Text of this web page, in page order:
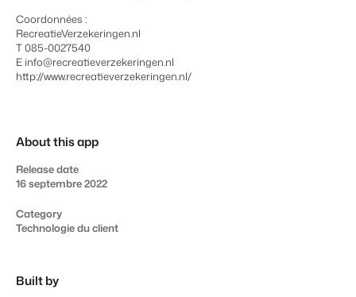
Présentation de Booking Experts
Découvrez les possibilités infinies de la plateforme Booking
Experts
Pour les Parcs de Vacances
Découvrez les avantages de Booking Experts pour un parc
groupe
Coordonnées :
RecreatieVerzekeringen.nl
T 085-0027540
E info@recreatieverzekeringen.nl
http://www.recreatieverzekeringen.nl/
About this app
Release date
16 septembre 2022
Category
Technologie du client
Built by